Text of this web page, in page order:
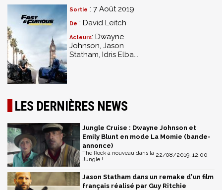
Sortie : 7 Août 2019
De : David Leitch
Acteurs: Dwayne
Johnson, Jason
Statham, Idris Elba...
LES DERNIÈRES NEWS
Jungle Cruise : Dwayne Johnson et
Emily Blunt en mode La Momie (bande-
annonce)
22/08/2019, 12:00
The Rock à nouveau dans la
Jungle !
Jason Statham dans un remake d'un film
français réalisé par Guy Ritchie